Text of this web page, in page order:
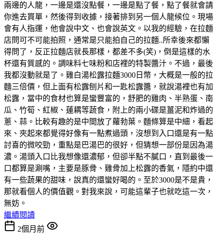
兩邊的人龍，一邊是還沒點餐，一邊是點了餐，點了餐就會請
你進去買單，然後得到收據，接著排到另一個人龍候位。現場
會有人指運，他會說中文、也會說英文。以我的經驗，在拉麵
店問可不可能拍照，通常是只能拍自己的拉麵..所幸後來都懶
得問了，反正拉麵店就長那樣，都差不多(笑)，倒是這樣的水
杯還有質感的。調味料七味粉和店裡的特製醬汁。不過，最後
我都沒動就是了。雞白湯松露拉麵3000日幣，大概是一般的拉
麵三倍價，但上面有松露刨片和一匙松露醬，就說湯裡也有加
松露，當中的食材也算是蠻豐富的，舒肥的雞肉、半熟蛋、南
瓜、竹筍、紅椒、蓮耦等蔬食，附上的兩小碟是薑泥和炸過的
蔥、蒜。比較有趣的是中間放了蘿勃葉。麵條算是中細，看起
來、夾起來都覺得好像有一點煮過頭，沒想到入口還是有一點
討喜的微咬勁，重點是巴湯巴的很好，但猜想一部份是因為湯
濃。湯頭入口比我想像還濃郁，但卻半點不膩口，直到最後一
口都算是涮嘴，主要是豚骨、雞骨加上松露的香氣，隱約中還
有一些蔬果的甜味，說真的還蠻好喝的。至於3000是不是貴，
那就看個人的價值觀。對我來說，可能這輩子也就吃這一次，
無妨。
繼續閱讀
2個月前